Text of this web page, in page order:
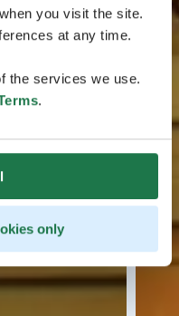
you visit the site.
at any time.
the services we use.
.
only